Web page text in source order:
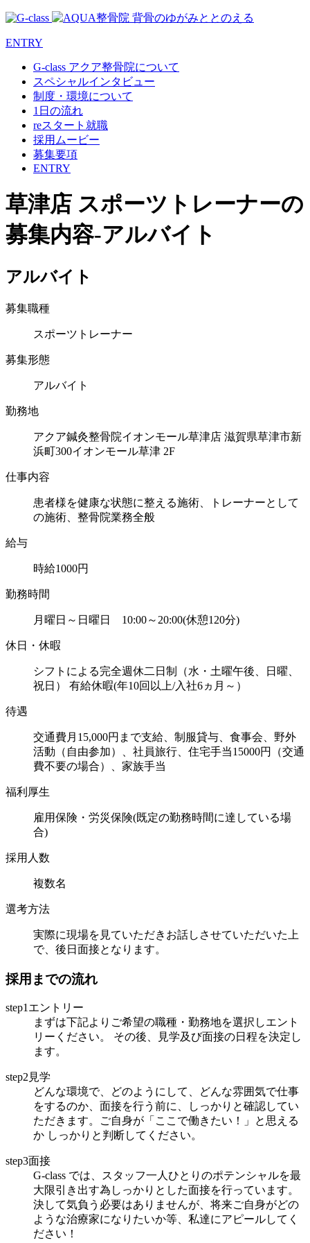
ENTRY
G-class アクア整骨院について
スペシャルインタビュー
制度・環境について
1日の流れ
reスタート就職
採用ムービー
募集要項
ENTRY
草津店 スポーツトレーナーの
募集内容-アルバイト
アルバイト
募集職種
スポーツトレーナー
募集形態
アルバイト
勤務地
アクア鍼灸整骨院イオンモール草津店 滋賀県草津市新
浜町300イオンモール草津 2F
仕事内容
患者様を健康な状態に整える施術、トレーナーとして
の施術、整骨院業務全般
給与
時給1000円
勤務時間
月曜日～日曜日 10:00～20:00(休憩120分)
休日・休暇
シフトによる完全週休二日制（水・土曜午後、日曜、
祝日） 有給休暇(年10回以上/入社6ヵ月～）
待遇
交通費月15,000円まで支給、制服貸与、食事会、野外
活動（自由参加）、社員旅行、住宅手当15000円（交通
費不要の場合）、家族手当
福利厚生
雇用保険・労災保険(既定の勤務時間に達している場
合)
採用人数
複数名
選考方法
実際に現場を見ていただきお話しさせていただいた上
で、後日面接となります。
採用までの流れ
step1エントリー
まずは下記よりご希望の職種・勤務地を選択しエント
リーください。 その後、見学及び面接の日程を決定し
ます。
step2見学
どんな環境で、どのようにして、どんな雰囲気で仕事
をするのか、面接を行う前に、しっかりと確認してい
ただきます。ご自身が「ここで働きたい！」と思える
か しっかりと判断してください。
step3面接
G-class では、スタッフ一人ひとりのポテンシャルを最
大限引き出す為しっかりとした面接を行っています。
決して気負う必要はありませんが、将来ご自身がどの
ような治療家になりたいか等、私達にアピールしてく
ださい！